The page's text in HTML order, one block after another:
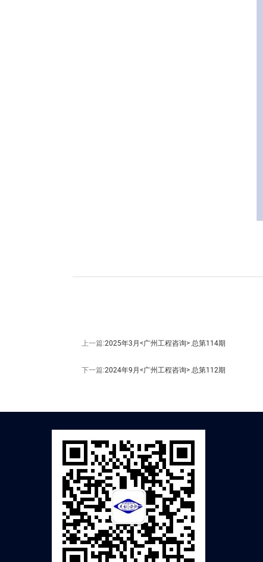
上一篇:2025年3月<广州工程咨询> 总第114期
下一篇:2024年9月<广州工程咨询> 总第112期